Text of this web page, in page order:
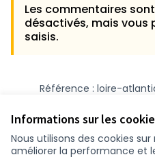
Informations sur les
Nous utilisons des cookies
améliorer la performance et
Les commentaires
désactivés, mais vous
saisis.
Référence : loire-
Vérifiez
Conditions d'utilisation